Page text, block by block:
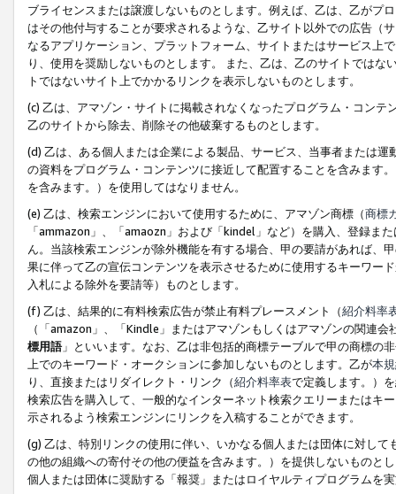
ブライセンスまたは譲渡しないものとします。例えば、乙は、乙がプ
はその他付与することが要求されるような、乙サイト以外での広告（
なるアプリケーション、プラットフォーム、サイトまたはサービス上
り、使用を奨励しないものとします。 また、乙は、乙のサイトでは
トではないサイト上でかかるリンクを表示しないものとします。
(c) 乙は、アマゾン・サイトに掲載されなくなったプログラム・コン
乙のサイトから除去、削除その他破棄するものとします。
(d) 乙は、ある個人または企業による製品、サービス、当事者または
の資料をプログラム・コンテンツに接近して配置することを含みます
を含みます。）を使用してはなりません。
(e) 乙は、検索エンジンにおいて使用するために、アマゾン商標（商標
「ammazon」、「amaozn」および「kindel」など）を購入、登録ま
ん。当該検索エンジンが除外機能を有する場合、甲の要請があれば、
果に伴って乙の宣伝コンテンツを表示させるために使用するキーワー
入札による除外を要請等）ものとします。
(f) 乙は、結果的に有料検索広告が禁止有料プレースメント（紹介料率
（「amazon」、「Kindle」またはアマゾンもしくはアマゾンの関連
標用語」といいます。なお、乙は非包括的商標テーブルで甲の商標の
上でのキーワード・オークションに参加しないものとします。乙が本
り、直接またはリダイレクト・リンク（紹介料率表で定義します。）
検索広告を購入して、一般的なインターネット検索クエリーまたはキ
示されるよう検索エンジンにリンクを入稿することができます。
(g) 乙は、特別リンクの使用に伴い、いかなる個人または団体に対し
の他の組織への寄付その他の便益を含みます。）を提供しないものと
個人または団体に奨励する「報奨」またはロイヤルティプログラムを